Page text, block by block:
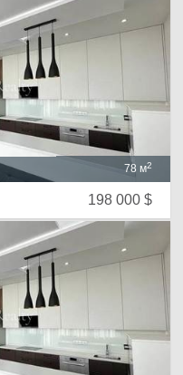
78 м2
198 000 $